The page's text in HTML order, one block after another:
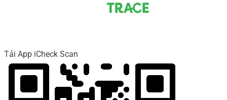
Tải App iCheck Scan